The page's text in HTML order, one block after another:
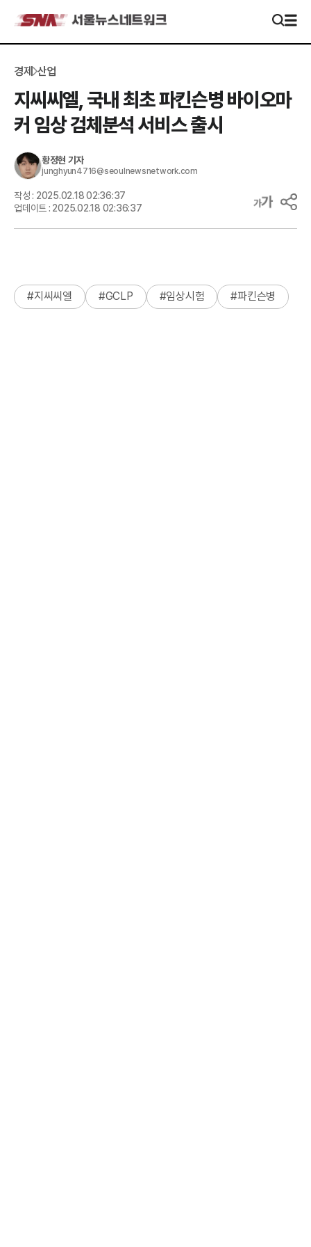
경제 산업
지씨씨엘, 국내 최초 파킨슨병 바이오마
커 임상 검체분석 서비스 출시
황정현 기자
junghyun4716@seoulnewsnetwork.com
작성 : 2025.02.18 02:36:37
업데이트 : 2025.02.18 02:36:37
#지씨씨엘 #GCLP #임상시험 #파킨슨병